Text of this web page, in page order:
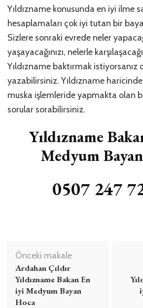
Bakan
iyi
Medyum
Bayan
Hoca
için
Yıldızname konusunda en iyi ilme
hesaplamaları çok iyi tutan bir
Sizlere sonraki evrede neler
yaşayacağınızı, nelerle
Yıldızname baktırmak
yazabilirsiniz. Yıldızname
muska işlemleride yapmakta olan
sorular sorabilirsiniz.
Yıldızname
Medyum
0507 247
Yazı
dolaşımı
Önceki makale
Ardahan Çıldır
Yıldızname Bakan En
iyi Medyum Bayan
Hoca